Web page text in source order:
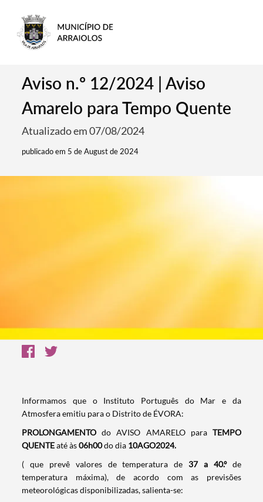
Aviso n.º 12/2024 | Aviso
Amarelo para Tempo Quente
Atualizado em 07/08/2024
publicado em 5 de August de 2024
Informamos que o Instituto Português do Mar e da
Atmosfera emitiu para o Distrito de ÉVORA:
PROLONGAMENTO do AVISO AMARELO para TEMPO
QUENTEaté às06h00do dia 10AGO2024.
( que prevê valores de temperatura de 37 a 40.ºde
temperatura máxima), de acordo com as previsões
meteorológicas disponibilizadas, salienta-se: